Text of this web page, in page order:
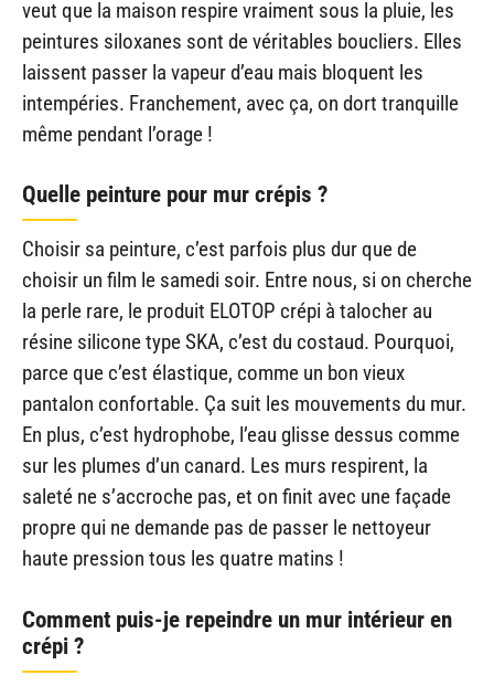
veut que la maison respire vraiment sous la pluie, les
peintures siloxanes sont de véritables boucliers. Elles
laissent passer la vapeur d’eau mais bloquent les
intempéries. Franchement, avec ça, on dort tranquille
même pendant l’orage !
Quelle peinture pour mur crépis ?
Choisir sa peinture, c’est parfois plus dur que de
choisir un film le samedi soir. Entre nous, si on cherche
la perle rare, le produit ELOTOP crépi à talocher au
résine silicone type SKA, c’est du costaud. Pourquoi,
parce que c’est élastique, comme un bon vieux
pantalon confortable. Ça suit les mouvements du mur.
En plus, c’est hydrophobe, l’eau glisse dessus comme
sur les plumes d’un canard. Les murs respirent, la
saleté ne s’accroche pas, et on finit avec une façade
propre qui ne demande pas de passer le nettoyeur
haute pression tous les quatre matins !
Comment puis-je repeindre un mur intérieur en
crépi ?